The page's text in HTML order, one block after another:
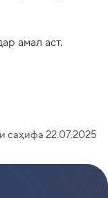
амал аст.
саҳифа 22.07.2025